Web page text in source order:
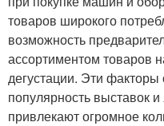
товаров широкого
возможность
ассортиментом товаров
дегустации. Эти
популярность выставок
привлекают огромное